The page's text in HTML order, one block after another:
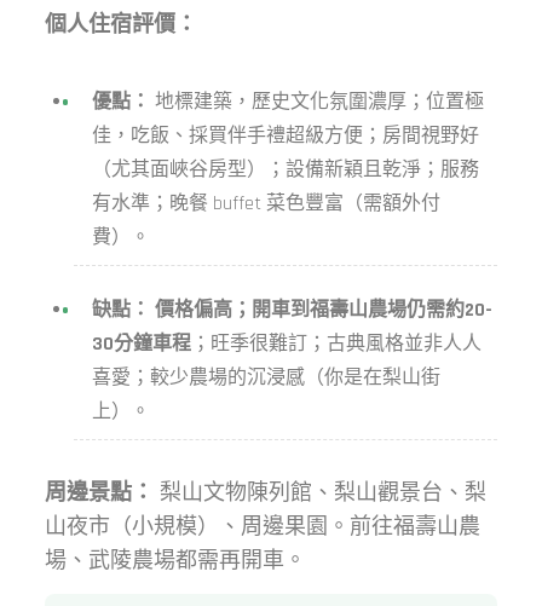
個人住宿評價：
優點： 地標建築，歷史文化氛圍濃厚；位置極
佳，吃飯、採買伴手禮超級方便；房間視野好
（尤其面峽谷房型）；設備新穎且乾淨；服務
有水準；晚餐 buffet 菜色豐富（需額外付
費）。
缺點： 價格偏高；開車到福壽山農場仍需約20-
30分鐘車程 ；旺季很難訂；古典風格並非人人
喜愛；較少農場的沉浸感（你是在梨山街
上）。
周邊景點： 梨山文物陳列館、梨山觀景台、梨
山夜市（小規模）、周邊果園。前往福壽山農
場、武陵農場都需再開車。